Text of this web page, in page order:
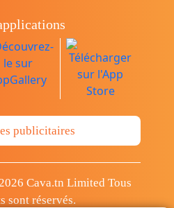
publicitaires
Cava.tn Limited Tous
sont réservés.